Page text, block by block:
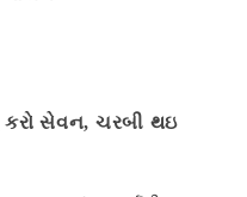
સેવન, ચરબી થઇ